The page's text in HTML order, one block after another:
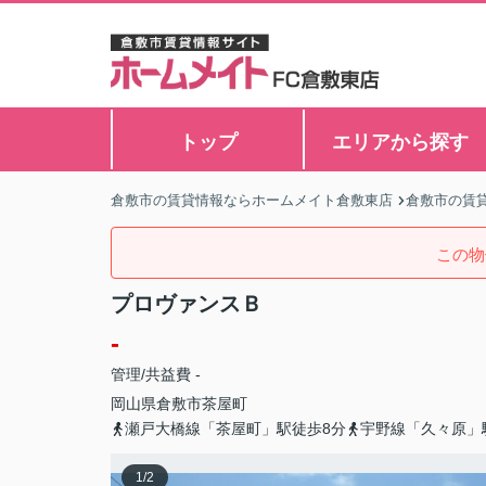
トップ エリアから探す
倉敷市の賃貸情報ならホームメイト倉敷東店 倉敷市の賃
この
プロヴァンスＢ
-
管理/共益費 -
岡山県倉敷市茶屋町
瀬戸大橋線「茶屋町」駅徒歩8分
宇野線「久々原
1/2